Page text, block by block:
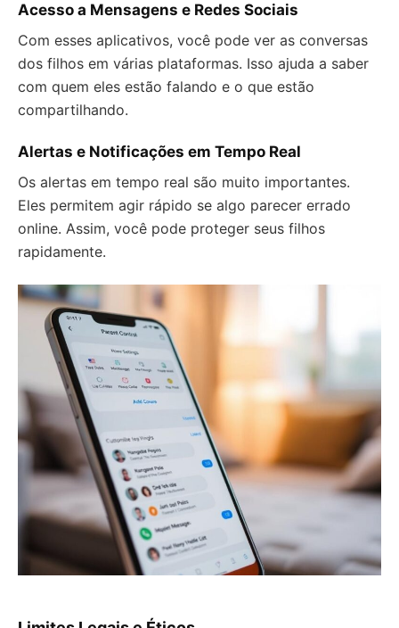
Acesso a Mensagens e Redes Sociais
Com esses aplicativos, você pode ver as conversas
dos filhos em várias plataformas. Isso ajuda a saber
com quem eles estão falando e o que estão
compartilhando.
Alertas e Notificações em Tempo Real
Os alertas em tempo real são muito importantes.
Eles permitem agir rápido se algo parecer errado
online. Assim, você pode proteger seus filhos
rapidamente.